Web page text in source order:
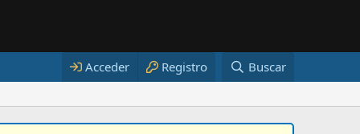
Acceder Registro Buscar